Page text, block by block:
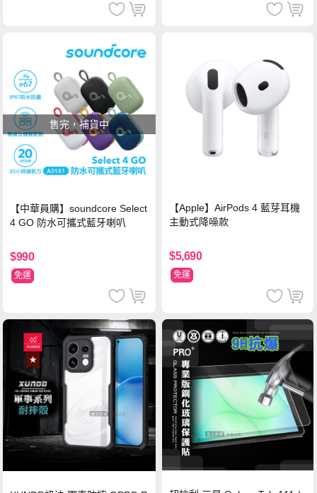
售完，補貨中
【中華員購】soundcore Select
4 GO 防水可攜式藍牙喇叭
$990
免運
【Apple】AirPods 4 藍芽耳機
主動式降噪款
$5,690
免運